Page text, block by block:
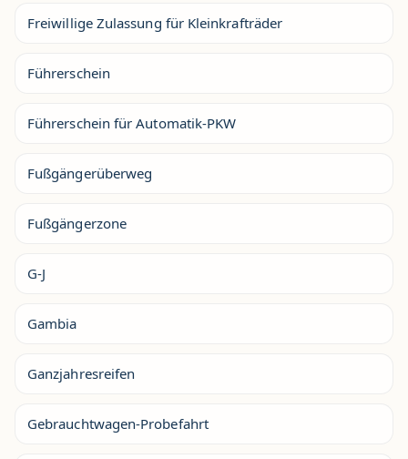
Freiwillige Zulassung für Kleinkrafträder
Führerschein
Führerschein für Automatik-PKW
Fußgängerüberweg
Fußgängerzone
G-J
Gambia
Ganzjahresreifen
Gebrauchtwagen-Probefahrt